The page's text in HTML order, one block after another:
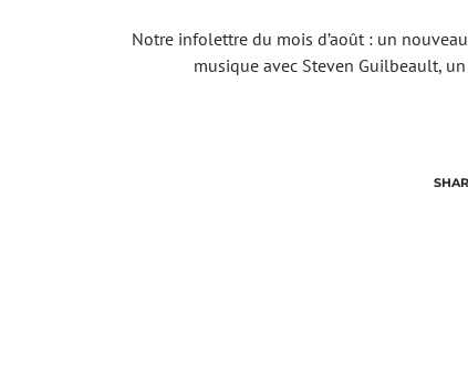
Notre infolettre du mois d’août : un
musique avec Steven Guilbeault,